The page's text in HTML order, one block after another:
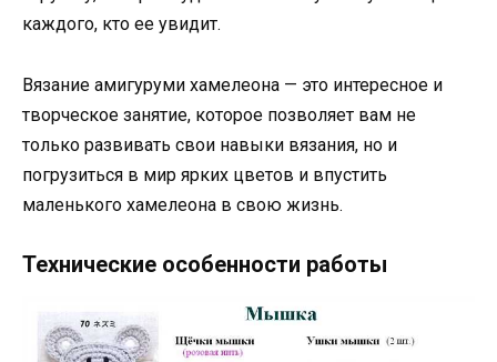
каждого, кто ее увидит.
Вязание амигуруми хамелеона — это интересное и
творческое занятие, которое позволяет вам не
только развивать свои навыки вязания, но и
погрузиться в мир ярких цветов и впустить
маленького хамелеона в свою жизнь.
Технические особенности работы